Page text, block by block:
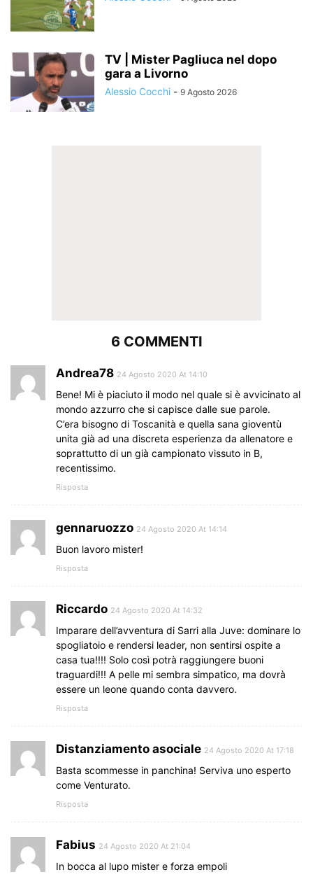
TV | Mister Pagliuca nel dopo
gara a Livorno
Alessio Cocchi - 9 Agosto 2026
6 COMMENTI
Andrea78 24 Agosto 2020 At 14:10
Bene! Mi è piaciuto il modo nel quale si è avvicinato al
mondo azzurro che si capisce dalle sue parole.
C’era bisogno di Toscanità e quella sana gioventù
unita già ad una discreta esperienza da allenatore e
soprattutto di un già campionato vissuto in B,
recentissimo.
Risposta
gennaruozzo 24 Agosto 2020 At 14:14
Buon lavoro mister!
Risposta
Riccardo 24 Agosto 2020 At 14:32
Imparare dell’avventura di Sarri alla Juve: dominare lo
spogliatoio e rendersi leader, non sentirsi ospite a
casa tua!!!! Solo così potrà raggiungere buoni
traguardi!!! A pelle mi sembra simpatico, ma dovrà
essere un leone quando conta davvero.
Risposta
Distanziamento asociale 24 Agosto 2020 At 17:18
Basta scommesse in panchina! Serviva uno esperto
come Venturato.
Risposta
Fabius 24 Agosto 2020 At 21:04
In bocca al lupo mister e forza empoli